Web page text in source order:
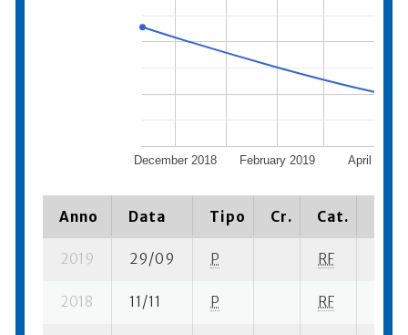
December 2018 February 2019 April 2019
Anno Data Tipo Cr. Cat.
2019 29/09 P RF
2018 11/11 P RF